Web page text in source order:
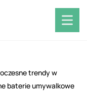
trendy w
baterie umywalkowe